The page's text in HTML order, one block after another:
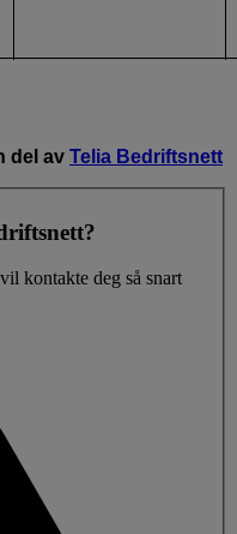
del av Telia Bedriftsnett
kontakte deg så snart